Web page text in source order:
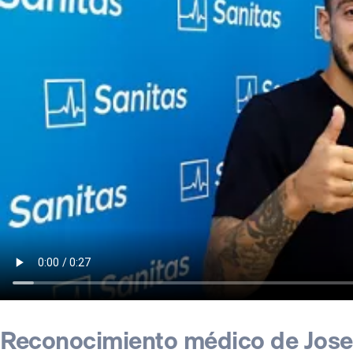
Reconocimiento médico de